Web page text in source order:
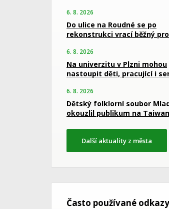
6. 8. 2026
Do ulice na Roudné se po
rekonstrukci vrací běžný
6. 8. 2026
Na univerzitu v Plzni mohou
nastoupit děti, pracující i
6. 8. 2026
Dětský folklorní soubor
okouzlil publikum na
Další aktuality z města
Často používané odkazy